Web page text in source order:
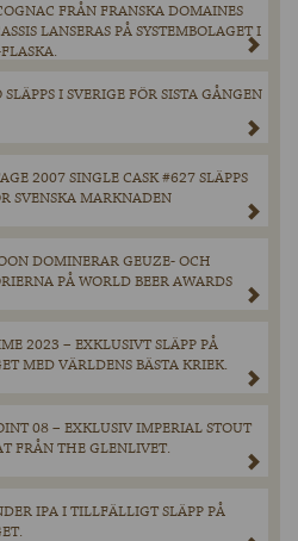
FRÅN FRANSKA DOMAINES
LANSERAS PÅ SYSTEMBOLAGET I
I SVERIGE FÖR SISTA GÅNGEN
2007 SINGLE CASK #627 SLÄPPS
SVENSKA MARKNADEN
DOMINERAR GEUZE- OCH
PÅ WORLD BEER AWARDS
2023 – EXKLUSIVT SLÄPP PÅ
MED VÄRLDENS BÄSTA KRIEK.
08 – EXKLUSIV IMPERIAL STOUT
FRÅN THE GLENLIVET.
IPA I TILLFÄLLIGT SLÄPP PÅ